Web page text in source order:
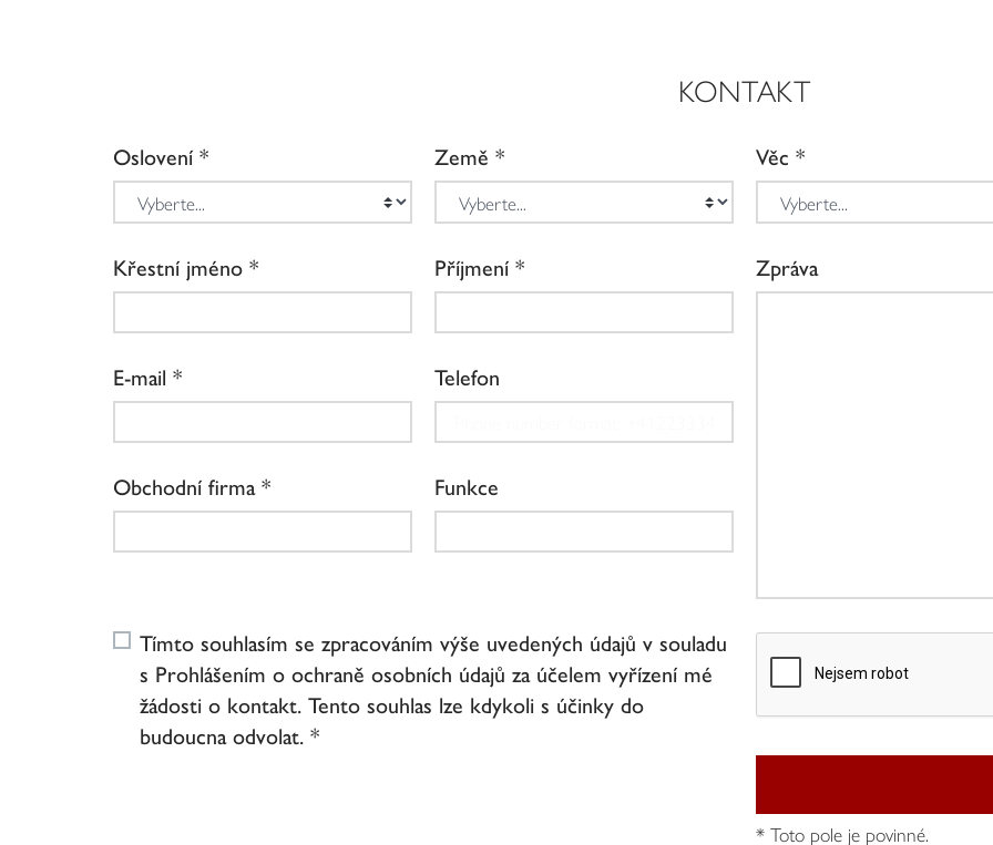
KONTAKT
Oslovení Země
Křestní jméno Příjmení
E-mail Telefon
Obchodní firma Funkce
Věc
Zpráva
Tímto souhlasím se zpracováním výše uvedených údajů v souladu
s Prohlášením o ochraně osobních údajů za účelem vyřízení mé
žádosti o kontakt. Tento souhlas lze kdykoli s účinky do
budoucna odvolat. *
* Toto pole je povinné.